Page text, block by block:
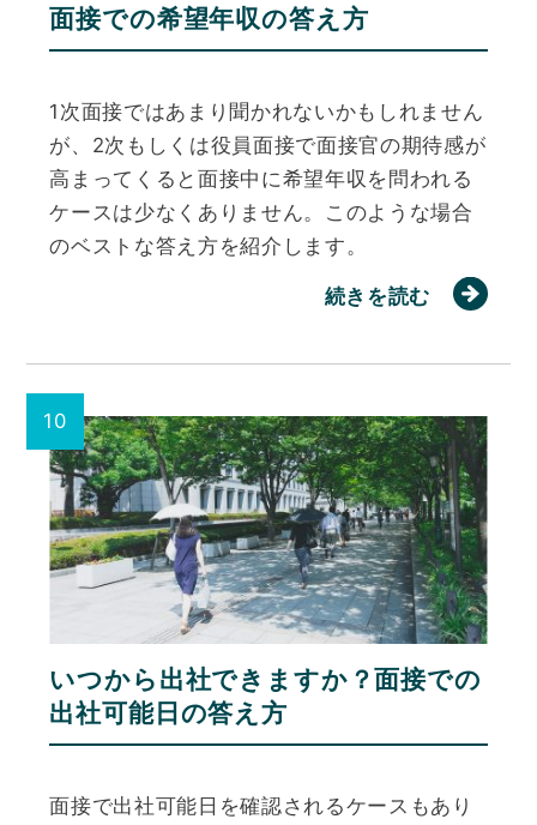
面接での希望年収の答え方
1次面接ではあまり聞かれないかもしれません
が、2次もしくは役員面接で面接官の期待感が
高まってくると面接中に希望年収を問われる
ケースは少なくありません。このような場合
のベストな答え方を紹介します。
続きを読む
いつから出社できますか？面接での
出社可能日の答え方
面接で出社可能日を確認されるケースもあり